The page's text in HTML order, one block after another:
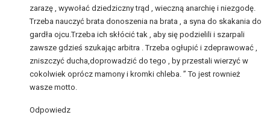
zarazę , wywołać dziedziczny trąd , wieczną anarchię i niezgodę.
Trzeba nauczyć brata donoszenia na brata , a syna do skakania do
gardła ojcu.Trzeba ich skłócić tak , aby się podzielili i szarpali
zawsze gdzieś szukając arbitra . Trzeba ogłupić i zdeprawować ,
zniszczyć ducha,doprowadzić do tego , by przestali wierzyć w
cokolwiek oprócz mamony i kromki chleba. ” To jest rownież
wasze motto.
Odpowiedz